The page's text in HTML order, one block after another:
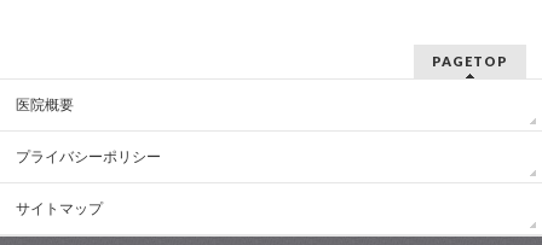
PAGETOP
医院概要
プライバシーポリシー
サイトマップ